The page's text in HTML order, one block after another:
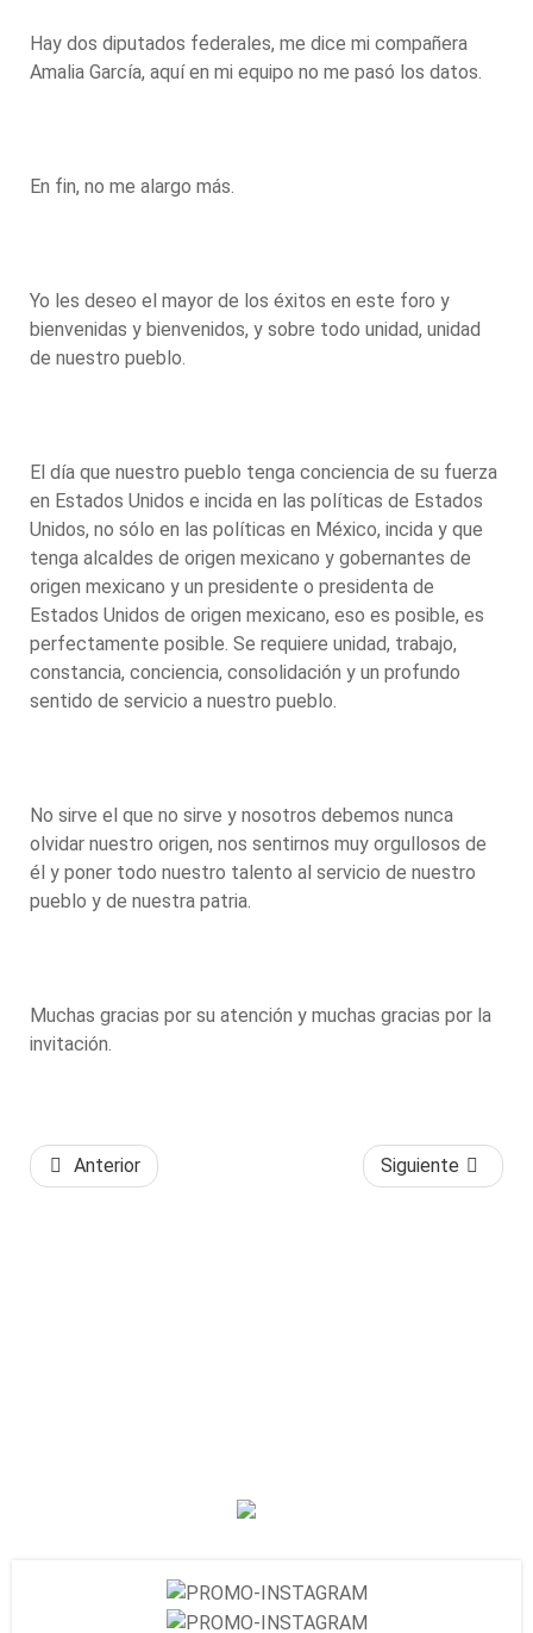
Hay dos diputados federales, me dice mi compañera
Amalia García, aquí en mi equipo no me pasó los datos.
En fin, no me alargo más.
Yo les deseo el mayor de los éxitos en este foro y
bienvenidas y bienvenidos, y sobre todo unidad, unidad
de nuestro pueblo.
El día que nuestro pueblo tenga conciencia de su fuerza
en Estados Unidos e incida en las políticas de Estados
Unidos, no sólo en las políticas en México, incida y que
tenga alcaldes de origen mexicano y gobernantes de
origen mexicano y un presidente o presidenta de
Estados Unidos de origen mexicano, eso es posible, es
perfectamente posible. Se requiere unidad, trabajo,
constancia, conciencia, consolidación y un profundo
sentido de servicio a nuestro pueblo.
No sirve el que no sirve y nosotros debemos nunca
olvidar nuestro origen, nos sentirnos muy orgullosos de
él y poner todo nuestro talento al servicio de nuestro
pueblo y de nuestra patria.
Muchas gracias por su atención y muchas gracias por la
invitación.
Anterior Siguiente